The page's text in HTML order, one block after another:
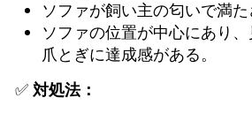
ソファが飼い主の匂いで満た
ソファの位置が中心にあり、
爪とぎに達成感がある。
✅ 対処法：